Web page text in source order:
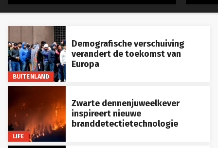
BUITENLAND
Demografische verschuiving
verandert de toekomst van
Europa
LIFE
Zwarte dennenjuweelkever
inspireert nieuwe
branddetectietechnologie